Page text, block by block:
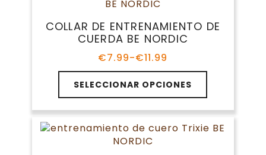
se
pueden
en
página
de
producto
COLLAR DE ENTRENAMIENTO DE
CUERDA BE NORDIC
€7.99-€11.99
Rango
de
precios:
desde
€7.99
hasta
€11.99
SELECCIONAR OPCIONES
Este
producto
tiene
múltiples
variantes.